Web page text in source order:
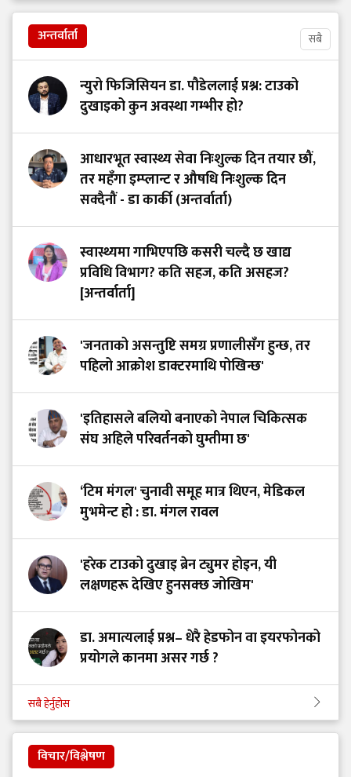
अन्तर्वार्ता सबै
न्युरो फिजिसियन डा. पौडेललाई प्रश्न: टाउको
दुखाइको कुन अवस्था गम्भीर हो?
आधारभूत स्वास्थ्य सेवा निःशुल्क दिन तयार छौं,
तर महँगा इम्प्लान्ट र औषधि निःशुल्क दिन
सक्दैनौं - डा कार्की (अन्तर्वार्ता)
स्वास्थ्यमा गाभिएपछि कसरी चल्दै छ खाद्य
प्रविधि विभाग? कति सहज, कति असहज?
[अन्तर्वार्ता]
'जनताको असन्तुष्टि समग्र प्रणालीसँग हुन्छ, तर
पहिलो आक्रोश डाक्टरमाथि पोखिन्छ'
'इतिहासले बलियो बनाएको नेपाल चिकित्सक
संघ अहिले परिवर्तनको घुम्तीमा छ'
‘टिम मंगल' चुनावी समूह मात्र थिएन, मेडिकल
मुभमेन्ट हो : डा. मंगल रावल
'हरेक टाउको दुखाइ ब्रेन ट्युमर होइन, यी
लक्षणहरू देखिए हुनसक्छ जोखिम'
डा. अमात्यलाई प्रश्न– धेरै हेडफोन वा इयरफोनको
प्रयोगले कानमा असर गर्छ ?
सबै हेर्नुहोस
विचार/विश्लेषण